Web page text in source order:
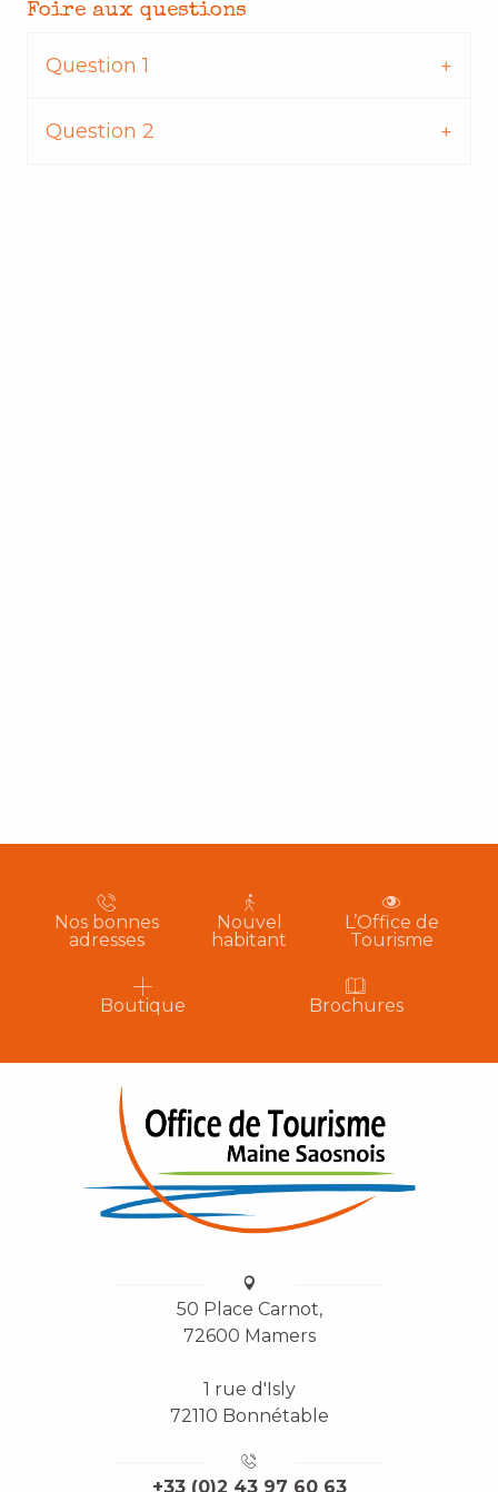
Foire aux questions
Question 1
Question 2
Nos bonnes
adresses
Nouvel
habitant
L’Office de
Tourisme
Boutique Brochures
50 Place Carnot,
72600 Mamers
1 rue d'Isly
72110 Bonnétable
+33 (0)2 43 97 60 63